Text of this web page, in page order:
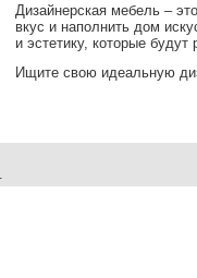
Дизайнерская мебель –
вкус и наполнить дом
и эстетику, которые
Ищите свою идеальную